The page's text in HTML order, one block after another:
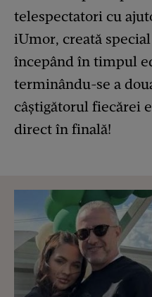
telespectatori cu
iUmor, creată
începând în timpul
terminându-se a
câştigătorul fiecărei
direct în finală!